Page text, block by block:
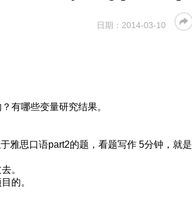
日期： 2014-03-10
有哪些变量研究结果。
雅思口语part2的题，看题写作 5分钟，就是
。
的。